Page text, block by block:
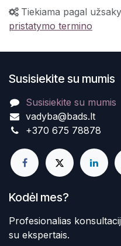
Tiekiama pagal
pristatymo termino
Susisiekite su mumis
Susisiekite su mumis
vadyba@bads.lt
+370 675 78878
Kodėl mes?
Profesionalias
su ekspertais.